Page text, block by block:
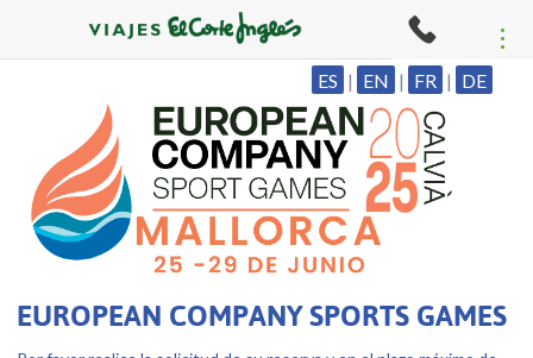
ES | EN | FR | DE
EUROPEAN COMPANY SPORTS GAMES